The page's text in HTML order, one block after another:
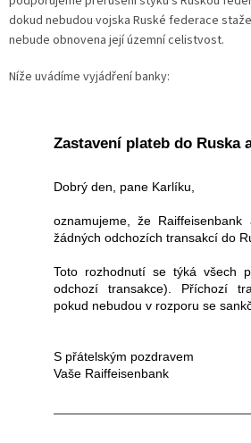
dokud nebudou vojska Ruské federace
nebude obnovena její územní celistvost.
Níže uvádíme vyjádření banky:
Zastavení plateb do Ruska
Dobrý den, pane Karlíku,
oznamujeme, že
žádných odchozích transakcí do
Toto rozhodnutí se týká všech
odchozí transakce). Příchozí
pokud nebudou v rozporu se
S přátelským pozdravem
Vaše Raiffeisenbank